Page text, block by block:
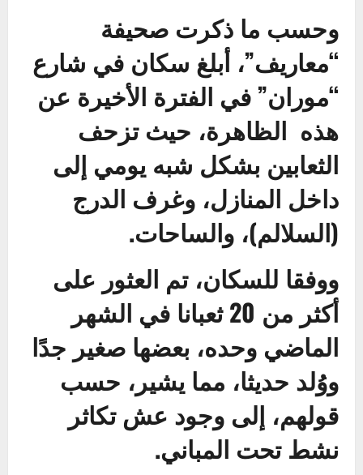
وحسب ما ذكرت صحيفة
“معاريف”، أبلغ سكان في شارع
“موران” في الفترة الأخيرة عن
هذه الظاهرة، حيث تزحف
الثعابين بشكل شبه يومي إلى
داخل المنازل، وغرف الدرج
(السلالم)، والساحات.
ووفقا للسكان، تم العثور على
أكثر من 20 ثعبانا في الشهر
الماضي وحده، بعضها صغير جدًا
ووُلد حديثا، مما يشير، حسب
قولهم، إلى وجود عش تكاثر
نشط تحت المباني.